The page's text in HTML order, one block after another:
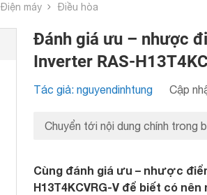
Điện máy Điều hòa
Đánh giá ưu – nhược
Inverter RAS-
Tác giả: nguyendinhtung Cập
Chuyển tới nội dung chính trong
Cùng đánh giá ưu – nhược
H13T4KCVRG-V để biết có